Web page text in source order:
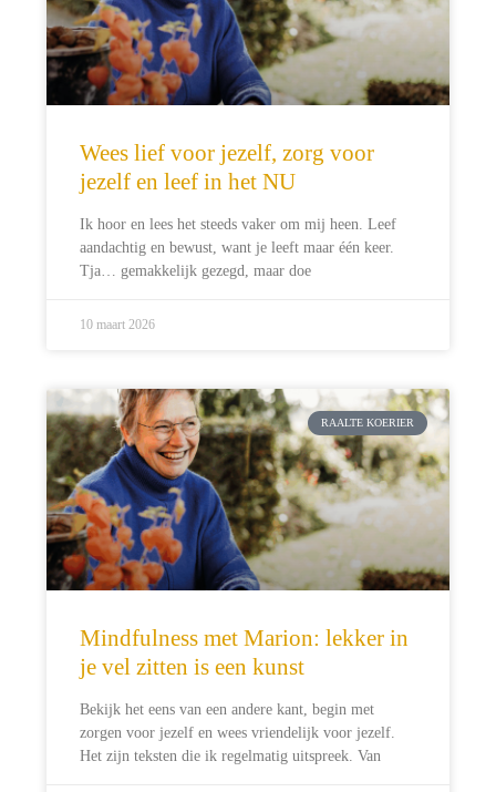
Wees lief voor jezelf, zorg voor
jezelf en leef in het NU
Ik hoor en lees het steeds vaker om mij heen. Leef
aandachtig en bewust, want je leeft maar één keer.
Tja… gemakkelijk gezegd, maar doe
10 maart 2026
RAALTE KOERIER
Mindfulness met Marion: lekker in
je vel zitten is een kunst
Bekijk het eens van een andere kant, begin met
zorgen voor jezelf en wees vriendelijk voor jezelf.
Het zijn teksten die ik regelmatig uitspreek. Van